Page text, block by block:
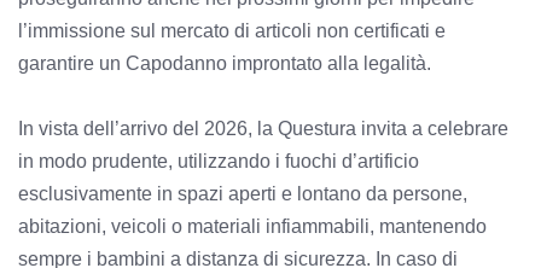
l’immissione sul mercato di articoli non certificati e
garantire un Capodanno improntato alla legalità.
In vista dell’arrivo del 2026, la Questura invita a celebrare
in modo prudente, utilizzando i fuochi d’artificio
esclusivamente in spazi aperti e lontano da persone,
abitazioni, veicoli o materiali infiammabili, mantenendo
sempre i bambini a distanza di sicurezza. In caso di